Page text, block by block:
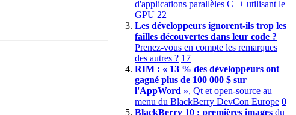
d'applications parallèles C++ utilisant le
GPU 22
Les développeurs ignorent-ils trop les
failles découvertes dans leur code ?
Prenez-vous en compte les remarques
des autres ? 17
RIM : « 13 % des développeurs ont
gagné plus de 100 000 $ sur
l'AppWord », Qt et open-source au
menu du BlackBerry DevCon Europe 0
BlackBerry 10 : premières images du